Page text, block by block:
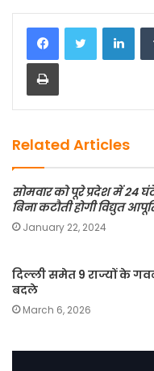
c
e
b
o
k
st
o
o
ai
Print
Related Articles
सोमवार को पूरे प्रदेश में 24
बिना कटौती होगी विद्युत
January 22, 2024
दिल्ली समेत 9 राज्यों के
बदले
March 6, 2026